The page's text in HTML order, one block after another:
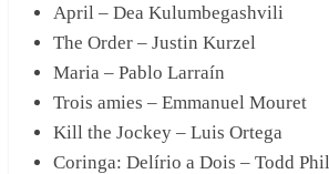
April – Dea Kulumbegashvili
The Order – Justin Kurzel
Maria – Pablo Larraín
Trois amies – Emmanuel Mouret
Kill the Jockey – Luis Ortega
Coringa: Delírio a Dois – Todd